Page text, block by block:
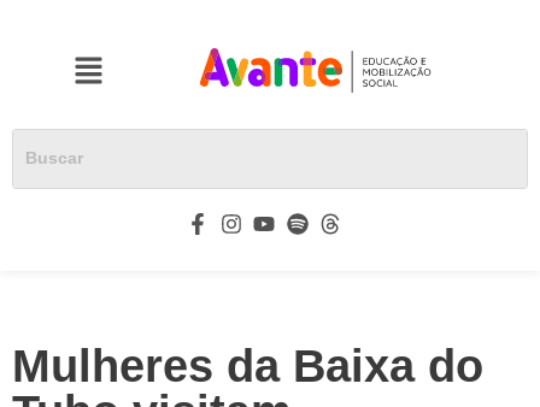
Mulheres da Baixa do